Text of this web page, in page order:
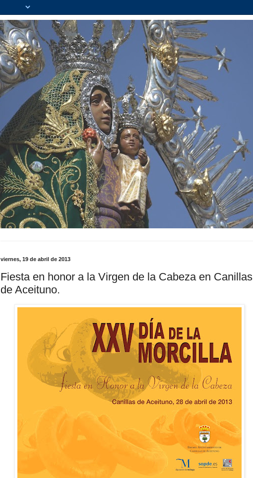
viernes, 19 de abril de 2013
Fiesta en honor a la Virgen de la Cabeza en Canillas
de Aceituno.